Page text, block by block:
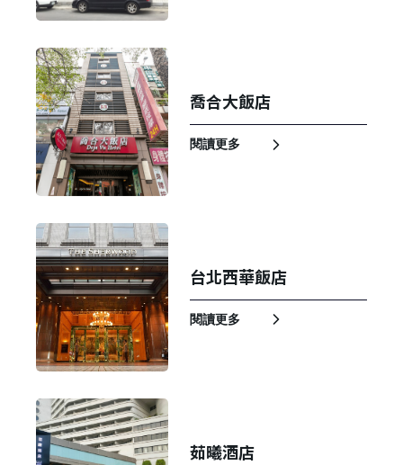
喬合大飯店
閱讀更多
台北西華飯店
閱讀更多
茹曦酒店